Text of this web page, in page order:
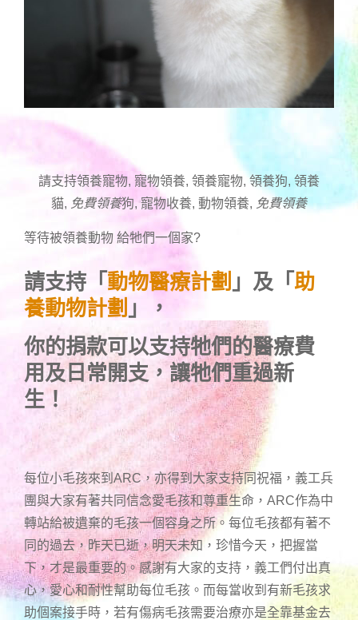
請支持領養寵物, 寵物領養, 領養寵物, 領養狗, 領養
貓, 免費領養狗, 寵物收養, 動物領養, 免費領養
等待被領養動物 給牠們一個家?
請支持「 動物醫療計劃 」及「 助
養動物計劃 」，
你的捐款可以支持牠們的醫療費
用及日常開支，讓牠們重過新
生！
每位小毛孩來到ARC，亦得到大家支持同祝福，義工兵
團與大家有著共同信念愛毛孩和尊重生命，ARC作為中
轉站給被遺棄的毛孩一個容身之所。每位毛孩都有著不
同的過去，昨天已逝，明天未知，珍惜今天，把握當
下，才是最重要的。感謝有大家的支持，義工們付出真
心，愛心和耐性幫助每位毛孩。而每當收到有新毛孩求
助個案接手時，若有傷病毛孩需要治療亦是全靠基金去